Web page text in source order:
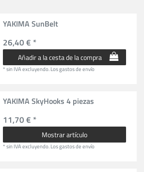
YAKIMA SunBelt
26,40 € *
Añadir a la cesta de la compra
*sin IVAexcluyendo.Los gastos de envío
YAKIMA SkyHooks 4 piezas
11,70 € *
Mostrar artículo
*sin IVAexcluyendo.Los gastos de envío